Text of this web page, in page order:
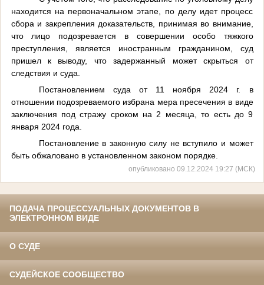
находится на первоначальном этапе, по делу идет процесс
сбора и закрепления доказательств, принимая во внимание,
что лицо подозревается в совершении особо тяжкого
преступления, является иностранным гражданином, суд
пришел к выводу, что задержанный может скрыться от
следствия и суда.
Постановлением суда от 11 ноября 2024 г. в
отношении подозреваемого избрана мера пресечения в виде
заключения под стражу сроком на 2 месяца, то есть до 9
января 2024 года.
Постановление в законную силу не вступило и может
быть обжаловано в установленном законом порядке.
опубликовано 09.12.2024 19:27 (МСК)
ПОДАЧА ПРОЦЕССУАЛЬНЫХ ДОКУМЕНТОВ В
ЭЛЕКТРОННОМ ВИДЕ
О СУДЕ
СУДЕЙСКОЕ СООБЩЕСТВО